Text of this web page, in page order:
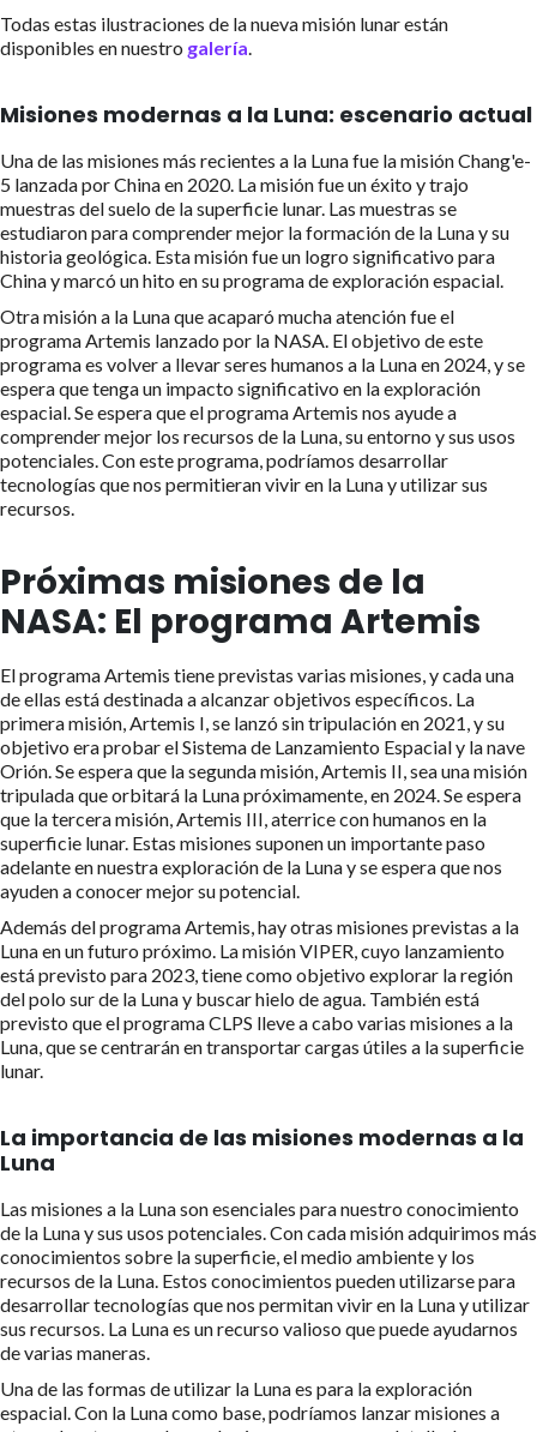
Todas estas ilustraciones de la nueva misión lunar están
disponibles en nuestro galería.
Misiones modernas a la Luna: escenario actual
Una de las misiones más recientes a la Luna fue la misión Chang'e-
5 lanzada por China en 2020. La misión fue un éxito y trajo
muestras del suelo de la superficie lunar. Las muestras se
estudiaron para comprender mejor la formación de la Luna y su
historia geológica. Esta misión fue un logro significativo para
China y marcó un hito en su programa de exploración espacial.
Otra misión a la Luna que acaparó mucha atención fue el
programa Artemis lanzado por la NASA. El objetivo de este
programa es volver a llevar seres humanos a la Luna en 2024, y se
espera que tenga un impacto significativo en la exploración
espacial. Se espera que el programa Artemis nos ayude a
comprender mejor los recursos de la Luna, su entorno y sus usos
potenciales. Con este programa, podríamos desarrollar
tecnologías que nos permitieran vivir en la Luna y utilizar sus
recursos.
Próximas misiones de la
NASA: El programa Artemis
El programa Artemis tiene previstas varias misiones, y cada una
de ellas está destinada a alcanzar objetivos específicos. La
primera misión, Artemis I, se lanzó sin tripulación en 2021, y su
objetivo era probar el Sistema de Lanzamiento Espacial y la nave
Orión. Se espera que la segunda misión, Artemis II, sea una misión
tripulada que orbitará la Luna próximamente, en 2024. Se espera
que la tercera misión, Artemis III, aterrice con humanos en la
superficie lunar. Estas misiones suponen un importante paso
adelante en nuestra exploración de la Luna y se espera que nos
ayuden a conocer mejor su potencial.
Además del programa Artemis, hay otras misiones previstas a la
Luna en un futuro próximo. La misión VIPER, cuyo lanzamiento
está previsto para 2023, tiene como objetivo explorar la región
del polo sur de la Luna y buscar hielo de agua. También está
previsto que el programa CLPS lleve a cabo varias misiones a la
Luna, que se centrarán en transportar cargas útiles a la superficie
lunar.
La importancia de las misiones modernas a la
Luna
Las misiones a la Luna son esenciales para nuestro conocimiento
de la Luna y sus usos potenciales. Con cada misión adquirimos más
conocimientos sobre la superficie, el medio ambiente y los
recursos de la Luna. Estos conocimientos pueden utilizarse para
desarrollar tecnologías que nos permitan vivir en la Luna y utilizar
sus recursos. La Luna es un recurso valioso que puede ayudarnos
de varias maneras.
Una de las formas de utilizar la Luna es para la exploración
espacial. Con la Luna como base, podríamos lanzar misiones a